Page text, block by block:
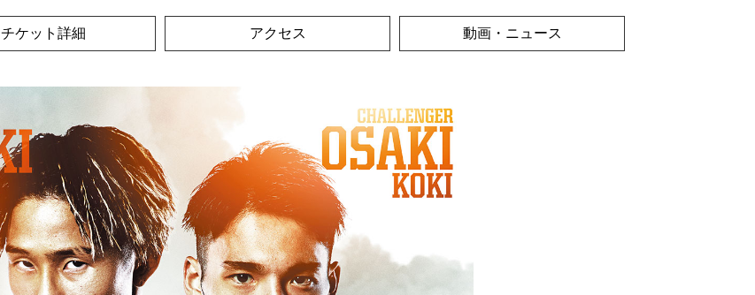
チケット詳細 アクセス 動画・ニュース